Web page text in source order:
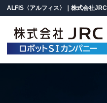
ALFIS〈アルフィス〉｜株式会社